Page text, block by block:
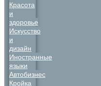
Красота
и
здоровье
Искусство
и
дизайн
Иностранные
языки
Автобизнес
Кройка